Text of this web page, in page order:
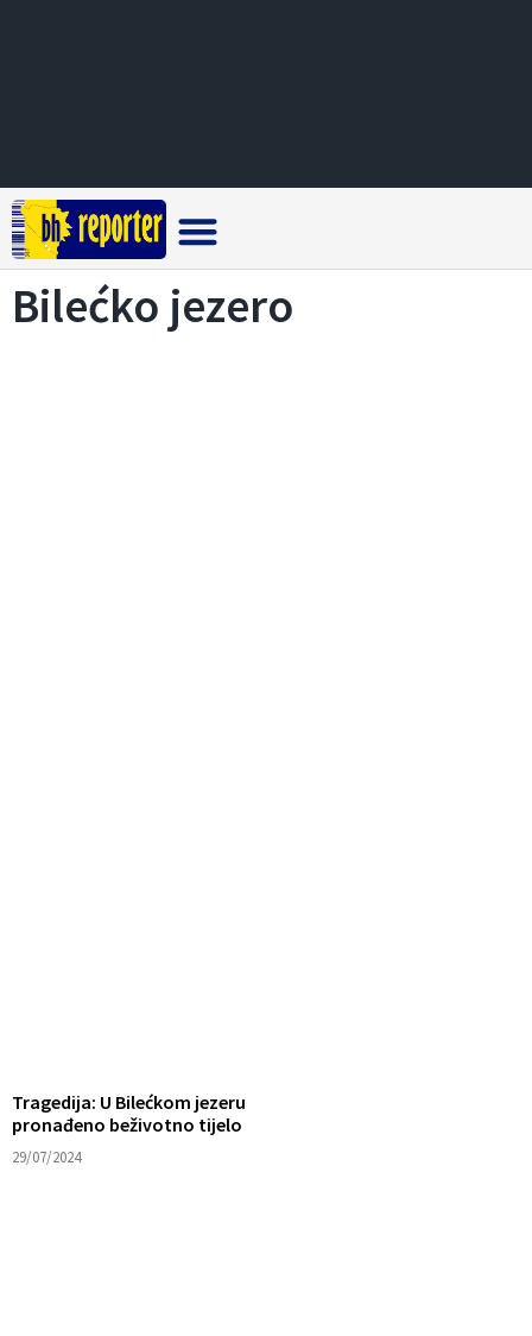
Bilećko jezero
Tragedija: U Bilećkom jezeru
pronađeno beživotno tijelo
29/07/2024